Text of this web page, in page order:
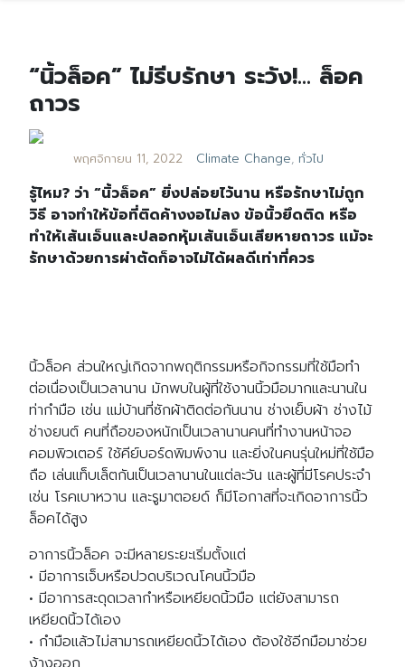
“นิ้วล็อค” ไม่รีบรักษา ระวัง!… ล็อค
ถาวร
พฤศจิกายน 11, 2022 Climate Change, ทั่วไป
รู้ไหม? ว่า “นิ้วล็อค” ยิ่งปล่อยไว้นาน หรือรักษาไม่ถูก
วิธี อาจทำให้ข้อที่ติดค้างงอไม่ลง ข้อนิ้วยึดติด หรือ
ทำให้เส้นเอ็นและปลอกหุ้มเส้นเอ็นเสียหายถาวร แม้จะ
รักษาด้วยการผ่าตัดก็อาจไม่ได้ผลดีเท่าที่ควร
นิ้วล็อค ส่วนใหญ่เกิดจากพฤติกรรมหรือกิจกรรมที่ใช้มือทำ
ต่อเนื่องเป็นเวลานาน มักพบในผู้ที่ใช้งานนิ้วมือมากและนานใน
ท่ากำมือ เช่น แม่บ้านที่ซักผ้าติดต่อกันนาน ช่างเย็บผ้า ช่างไม้
ช่างยนต์ คนที่ถือของหนักเป็นเวลานานคนที่ทำงานหน้าจอ
คอมพิวเตอร์ ใช้คีย์บอร์ดพิมพ์งาน และยิ่งในคนรุ่นใหม่ที่ใช้มือ
ถือ เล่นแท็บเล็ตกันเป็นเวลานานในแต่ละวัน และผู้ที่มีโรคประจำ
เช่น โรคเบาหวาน และรูมาตอยด์ ก็มีโอกาสที่จะเกิดอาการนิ้ว
ล็อคได้สูง
อาการนิ้วล็อค จะมีหลายระยะเริ่มตั้งแต่
• มีอาการเจ็บหรือปวดบริเวณโคนนิ้วมือ
• มีอาการสะดุดเวลากำหรือเหยียดนิ้วมือ แต่ยังสามารถ
เหยียดนิ้วได้เอง
• กำมือแล้วไม่สามารถเหยียดนิ้วได้เอง ต้องใช้อีกมือมาช่วย